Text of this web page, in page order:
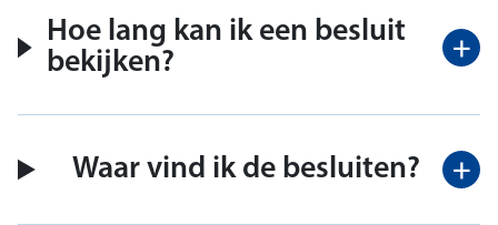
Hoe lang kan ik een besluit
bekijken?
Waar vind ik de besluiten?